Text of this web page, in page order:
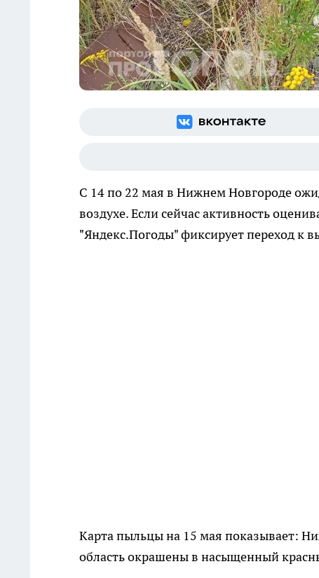
С 14 по 22 мая в Нижнем Новгороде
воздухе. Если сейчас активность
"Яндекс.Погоды" фиксирует переход к
Карта пыльцы на 15 мая показывает:
область окрашены в насыщенный